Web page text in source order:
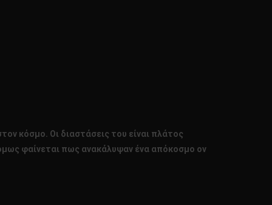
κόσμο. Οι διαστάσεις του είναι πλάτος
φαίνεται πως ανακάλυψαν ένα απόκοσμο ον